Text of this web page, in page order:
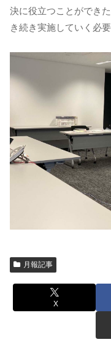
決に役立つことができ
き続き実施していく必
月報記事
X